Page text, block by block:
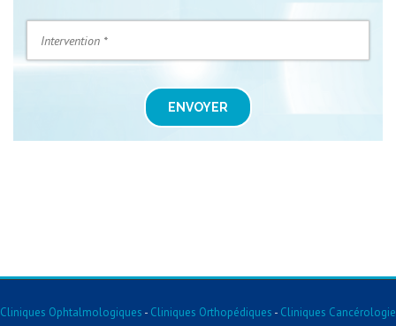
ENVOYER
Cliniques Ophtalmologiques - Cliniques Orthopédiques - Cliniques Cancérologie